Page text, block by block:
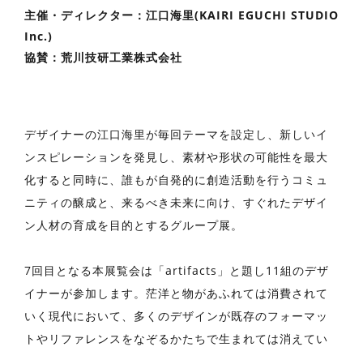
主催・ディレクター：江口海里(KAIRI EGUCHI STUDIO
Inc.)
協賛：荒川技研工業株式会社
デザイナーの江口海里が毎回テーマを設定し、新しいイ
ンスピレーションを発見し、素材や形状の可能性を最大
化すると同時に、誰もが自発的に創造活動を行うコミュ
ニティの醸成と、来るべき未来に向け、すぐれたデザイ
ン人材の育成を目的とするグループ展。
7回目となる本展覧会は「artifacts」と題し11組のデザ
イナーが参加します。茫洋と物があふれては消費されて
いく現代において、多くのデザインが既存のフォーマッ
トやリファレンスをなぞるかたちで生まれては消えてい